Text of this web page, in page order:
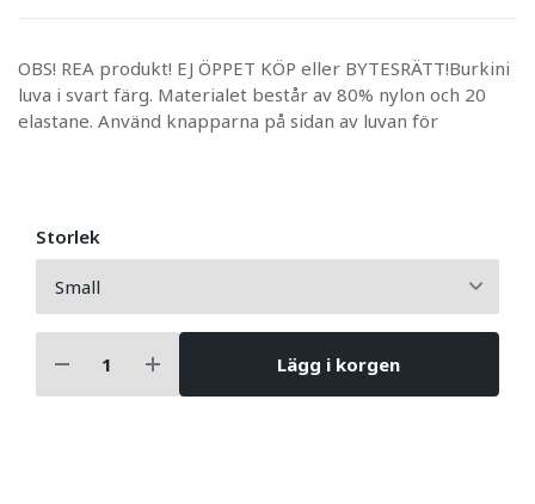
OBS! REA produkt! EJ ÖPPET KÖP eller BYTESRÄTT!Burkini
luva i svart färg. Materialet består av 80% nylon och 20
elastane. Använd knapparna på sidan av luvan för
Storlek
Lägg i korgen